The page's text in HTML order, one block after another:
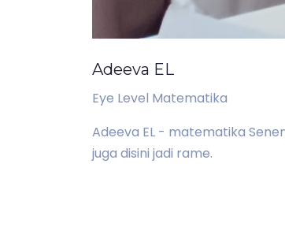
Adeeva EL
Eye Level Matematika
Adeeva EL - matematika
juga disini jadi rame.